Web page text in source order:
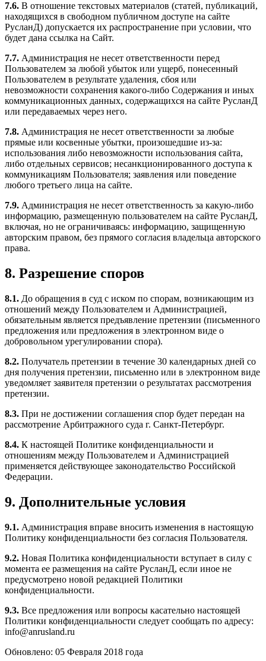
7.6. В отношение текстовых материалов (статей, публикаций,
находящихся в свободном публичном доступе на сайте
РусланД) допускается их распространение при условии, что
будет дана ссылка на Сайт.
7.7. Администрация не несет ответственности перед
Пользователем за любой убыток или ущерб, понесенный
Пользователем в результате удаления, сбоя или
невозможности сохранения какого-либо Содержания и иных
коммуникационных данных, содержащихся на сайте РусланД
или передаваемых через него.
7.8. Администрация не несет ответственности за любые
прямые или косвенные убытки, произошедшие из-за:
использования либо невозможности использования сайта,
либо отдельных сервисов; несанкционированного доступа к
коммуникациям Пользователя; заявления или поведение
любого третьего лица на сайте.
7.9. Администрация не несет ответственность за какую-либо
информацию, размещенную пользователем на сайте РусланД,
включая, но не ограничиваясь: информацию, защищенную
авторским правом, без прямого согласия владельца авторского
права.
8. Разрешение споров
8.1. До обращения в суд с иском по спорам, возникающим из
отношений между Пользователем и Администрацией,
обязательным является предъявление претензии (письменного
предложения или предложения в электронном виде о
добровольном урегулировании спора).
8.2. Получатель претензии в течение 30 календарных дней со
дня получения претензии, письменно или в электронном виде
уведомляет заявителя претензии о результатах рассмотрения
претензии.
8.3. При не достижении соглашения спор будет передан на
рассмотрение Арбитражного суда г. Санкт-Петербург.
8.4. К настоящей Политике конфиденциальности и
отношениям между Пользователем и Администрацией
применяется действующее законодательство Российской
Федерации.
9. Дополнительные условия
9.1. Администрация вправе вносить изменения в настоящую
Политику конфиденциальности без согласия Пользователя.
9.2. Новая Политика конфиденциальности вступает в силу с
момента ее размещения на сайте РусланД, если иное не
предусмотрено новой редакцией Политики
конфиденциальности.
9.3. Все предложения или вопросы касательно настоящей
Политики конфиденциальности следует сообщать по адресу:
info@anrusland.ru
Обновлено: 05 Февраля 2018 года